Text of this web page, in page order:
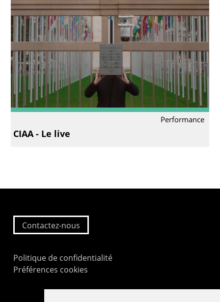
Performance
CIAA - Le live
Contactez-nous
Politique de confidentialité
Préférences cookies